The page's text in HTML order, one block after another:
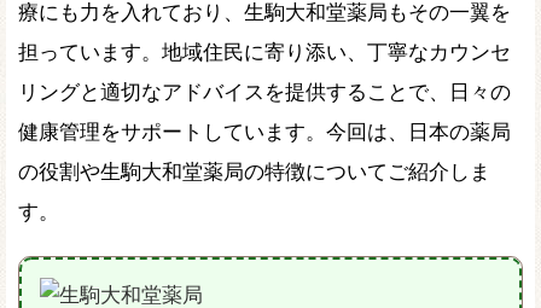
療にも力を入れており、生駒大和堂薬局もその一翼を
担っています。地域住民に寄り添い、丁寧なカウンセ
リングと適切なアドバイスを提供することで、日々の
健康管理をサポートしています。今回は、日本の薬局
の役割や生駒大和堂薬局の特徴についてご紹介しま
す。